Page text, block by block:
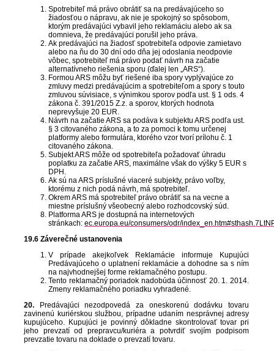
Spotrebiteľ má právo obrátiť sa na predávajúceho so
žiadosťou o nápravu, ak nie je spokojný so spôsobom,
ktorým predávajúci vybavil jeho reklamáciu alebo ak sa
domnieva, že predávajúci porušil jeho práva.
Ak predávajúci na žiadosť spotrebiteľa odpovie zamietavo
alebo na ňu do 30 dní odo dňa jej odoslania neodpovie
vôbec, spotrebiteľ má právo podať návrh na začatie
alternatívneho riešenia sporu (ďalej len „ARS“).
Formou ARS môžu byť riešené iba spory vyplývajúce zo
zmluvy medzi predávajúcim a spotrebiteľom a spory s touto
zmluvou súvisiace, s výnimkou sporov podľa ust. § 1 ods. 4
zákona č. 391/2015 Z.z. a sporov, ktorých hodnota
neprevyšuje 20 EUR.
Návrh na začatie ARS sa podáva k subjektu ARS podľa ust.
§ 3 citovaného zákona, a to za pomoci k tomu určenej
platformy alebo formulára, ktorého vzor tvorí prílohu č. 1
citovaného zákona.
Subjekt ARS môže od spotrebiteľa požadovať úhradu
poplatku za začatie ARS, maximálne však do výšky 5 EUR s
DPH.
Ak sú na ARS príslušné viaceré subjekty, právo voľby,
ktorému z nich podá návrh, má spotrebiteľ.
Okrem ARS má spotrebiteľ právo obrátiť sa na vecne a
miestne príslušný všeobecný alebo rozhodcovský súd.
Platforma ARS je dostupná na internetových
stránkach: ec.europa.eu/consumers/odr/
19.6 Záverečné ustanovenia
V prípade akejkoľvek Reklamácie informuje Kupujúci
Predávajúceho o uplatnení reklamácie a dohodne sa s ním
na najvhodnejšej forme reklamačného postupu.
Tento reklamačný poriadok nadobúda účinnosť 20. 1. 2014.
Zmeny reklamačného poriadku vyhradené.
20. Predávajúci nezodpovedá za oneskorenú dodávku tovaru
zavinenú kuriérskou službou, prípadne udaním nesprávnej adresy
kupujúceho. Kupujúci je povinný dôkladne skontrolovať tovar pri
jeho prevzatí od prepravcu/kuriéra a potvrdiť svojím podpisom
prevzatie tovaru na doklade o prevzatí tovaru.